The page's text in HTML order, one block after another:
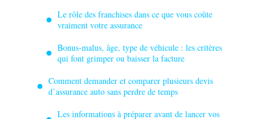
Le rôle des franchises dans ce que vous coûte
vraiment votre assurance
Bonus-malus, âge, type de véhicule : les critères
qui font grimper ou baisser la facture
Comment demander et comparer plusieurs devis
d’assurance auto sans perdre de temps
Les informations à préparer avant de lancer vos